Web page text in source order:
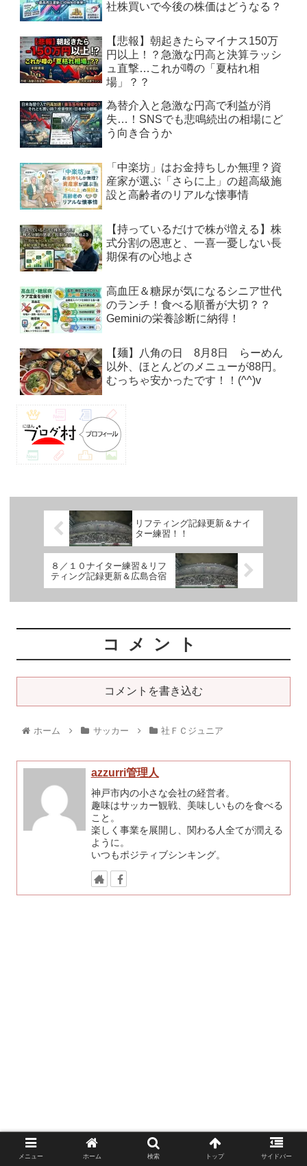
社株買いで今後の株価はどうなる？
【悲報】朝起きたらマイナス150万
円以上！？急激な円高と決算ラッシ
ュ直撃…これが噂の「夏枯れ相
場」？？
為替介入と急激な円高で利益が消
失…！SNSでも悲鳴続出の相場にど
う向き合うか
「中楽坊」はお金持ちしか無理？資
産家が選ぶ「さらに上」の超高級施
設と高齢者のリアルな懐事情
【持っているだけで株が増える】株
式分割の恩恵と、一喜一憂しない長
期保有の心地よさ
高血圧＆糖尿が気になるシニア世代
のランチ！食べる順番が大切？？
Geminiの栄養診断に納得！
【麺】八角の日 8月8日 らーめん
以外、ほとんどのメニューが88円。
むっちゃ安かったです！！(^^)v
リフティング記録更新＆ナイ
ター練習！！
８／１０ナイター練習＆リフ
ティング記録更新＆広島合宿
コメント
コメントを書き込む
ホーム サッカー 社ＦＣジュニア
azzurri管理人
神戸市内の小さな会社の経営者。
趣味はサッカー観戦、美味しいものを食べる
こと。
楽しく事業を展開し、関わる人全てが潤える
ように。
いつもポジティブシンキング。
メニュー ホーム 検索 トップ サイドバー